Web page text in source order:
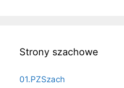
Strony szachowe
01.PZSzach